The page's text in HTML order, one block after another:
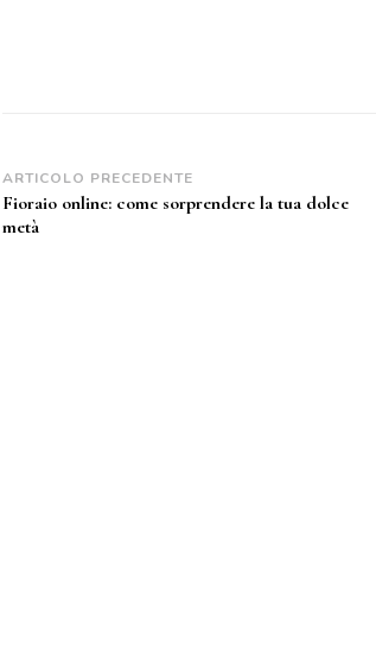
Navigazione
articoli
ARTICOLO PRECEDENTE
Fioraio online: come sorprendere la tua dolce
metà